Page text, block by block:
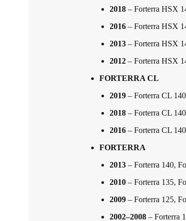
2018– Forterra HSX
2016– Forterra HSX
2013– Forterra HSX
2012– Forterra HSX
FORTERRA CL
2019– Forterra CL
2018– Forterra CL
2016– Forterra CL
FORTERRA
2013– Forterra 140,
2010– Forterra 135,
2009– Forterra 125,
2002–2008– Forterra